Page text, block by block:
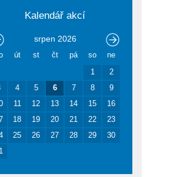
Kalendář akcí
srpen 2026
út st čt pá so ne
1
2
4 5 6 7 8
9
11 12 13 14 15
16
18 19 20 21 22
23
25 26 27 28 29
30